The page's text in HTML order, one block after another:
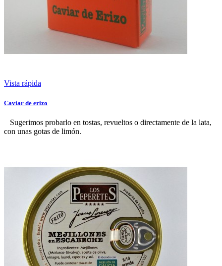
Vista rápida
Caviar de erizo
Sugerimos probarlo en tostas, revueltos o directamente de la lata,
con unas gotas de limón.